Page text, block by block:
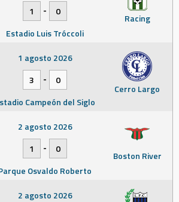
Racing
1
-
0
Estadio Luis Tróccoli
Cerro Largo
1 agosto 2026
3
-
0
Campeón del Siglo
Boston River
2 agosto 2026
1
-
0
Osvaldo Roberto
2 agosto 2026